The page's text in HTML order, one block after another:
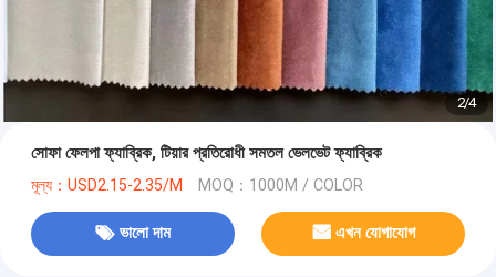
2/4
সোফা ফেলপা ফ্যাব্রিক, টিয়ার প্রতিরোধী সমতল ভেলভেট ফ্যাব্রিক
মূল্য：USD2.15-2.35/M MOQ：1000M / COLOR
ভালো দাম এখন যোগাযোগ